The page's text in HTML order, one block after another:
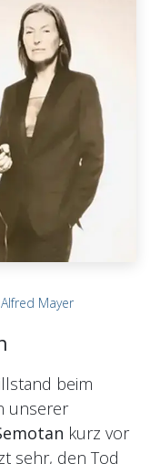
Mayer
beim
unserer
kurz vor
sehr, den Tod